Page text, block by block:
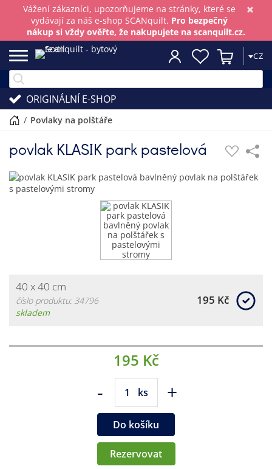
×
Vážení zákazníci, upozorňujeme na stránky, které se
vydávají za náš e-shop SCANquilt. Pro bezpečný
nákup si vždy ověřte, že nakupujete na scanquilt.cz.
CZ
ORIGINÁLNÍ E-SHOP
/ povlaky na polštáře
povlak KLASIK park pastelová
40 x 40 cm
číslo produktu: 34796
skladem
195 Kč
195 Kč
- ks +
Do košíku
Rezervovat